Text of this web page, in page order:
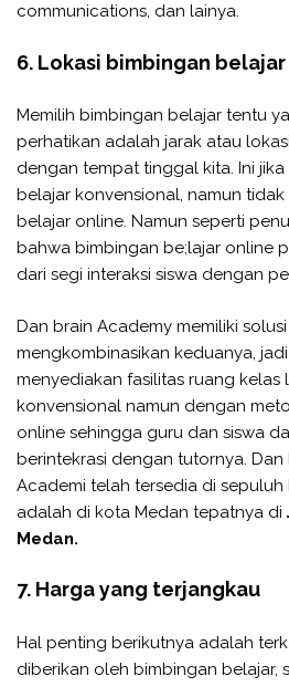
communications, dan lainya.
6. Lokasi bimbingan
Memilih bimbingan belajar tentu
perhatikan adalah jarak atau
dengan tempat tinggal kita. Ini
belajar konvensional, namun
belajar online. Namun seperti
bahwa bimbingan be;lajar online
dari segi interaksi siswa dengan
Dan brain Academy memiliki
mengkombinasikan keduanya,
menyediakan fasilitas ruang kelas
konvensional namun dengan
online sehingga guru dan siswa
berintekrasi dengan tutornya. Dan
Academi telah tersedia di
adalah di kota Medan tepatnya di
Medan.
7. Harga yang terjangkau
Hal penting berikutnya adalah
diberikan oleh bimbingan belajar,